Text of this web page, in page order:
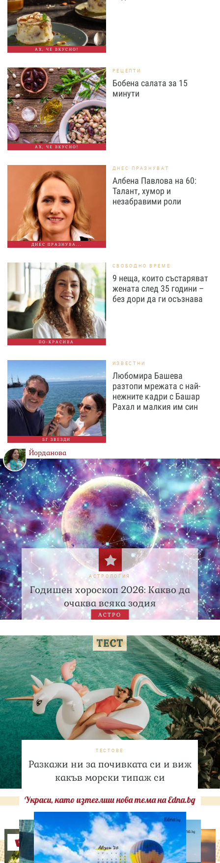
АХ, ЧЕ ВКУСНО!
АХ, ЧЕ ВКУСНО!
РЕЦЕПТИ
Бобена салата за 15
минути
ДНЕС ПРАЗНУВА...
ДНЕС ПРАЗНУВАТ
Албена Павлова на 60:
Талант, хумор и
незабравими роли
ПО-КРАСИВА
СВОБОДНО ВРЕМЕ
9 неща, които състаряват
жената след 35 години –
без дори да ги осъзнава
БГ ЗВЕЗДИ
ИЗВЕСТНИ
Любомира Башева
разтопи мрежата с най-
нежните кадри с Башар
Рахал и малкия им син
Йорданова
АСТРОЛОГИЯ
Годишен хороскоп 2026: Какво да
очаква всяка зодия
АСТРО
ТЕСТОВЕ
Разкажи ни за почивката си и виж
какъв морски типаж си
Украси, като изтеглиш нова тема на Edna.bg
Оферти